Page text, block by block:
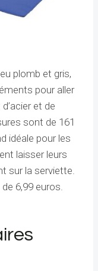
plomb et gris,
pour aller
et de
sont de 161
idéale pour les
laisser leurs
sur la serviette.
6,99 euros.